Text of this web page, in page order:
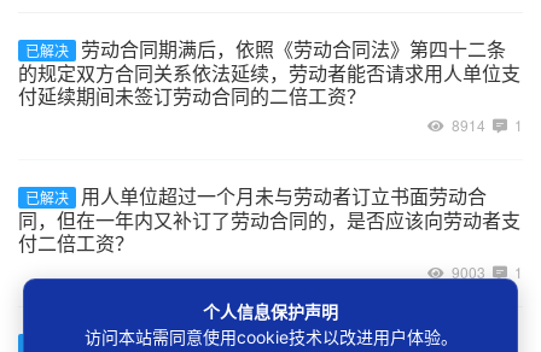
已解决
劳动合同期满后，依照《劳动合同法》第四十二条
的规定双方合同关系依法延续，劳动者能否请求用人单位支
付延续期间未签订劳动合同的二倍工资？
8914 1
已解决
用人单位超过一个月未与劳动者订立书面劳动合
同，但在一年内又补订了劳动合同的，是否应该向劳动者支
付二倍工资？
9003 1
建设工程的承包单位将工程非法转包、违法分包给
个人信息保护声明
访问本站需同意使用cookie技术以改进用户体验。